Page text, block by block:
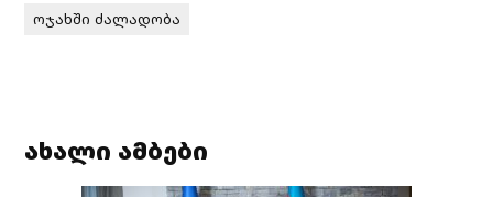
ოჯახში ძალადობა
ახალი ამბები